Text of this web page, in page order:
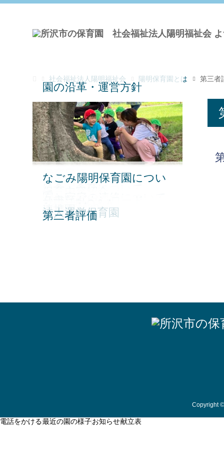
社会福祉法人陽明福祉会 陽明保育園とは 第三者
園の沿革・運営方針
保育目標
恵まれた環境
室内遊び・製作
保育園の一日
保育園行事
なごみ陽明保育園につい
AccessMap
連携園
法人運営保育園
第三者評価
Copyright
電話をかける最近の園の様子お知らせ献立表